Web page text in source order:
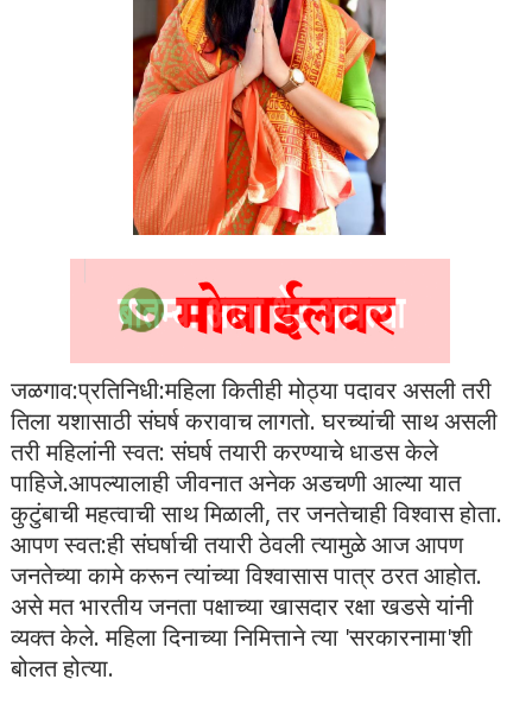
जळगाव:प्रतिनिधी:महिला कितीही मोठ्या पदावर असली तरी
तिला यशासाठी संघर्ष करावाच लागतो. घरच्यांची साथ असली
तरी महिलांनी स्वत: संघर्ष तयारी करण्याचे धाडस केले
पाहिजे.आपल्यालाही जीवनात अनेक अडचणी आल्या यात
कुटुंबाची महत्वाची साथ मिळाली, तर जनतेचाही विश्‍वास होता.
आपण स्वत:ही संघर्षाची तयारी ठेवली त्यामुळे आज आपण
जनतेच्या कामे करून त्यांच्या विश्‍वासास पात्र ठरत आहोत.
असे मत भारतीय जनता पक्षाच्या खासदार रक्षा खडसे यांनी
व्यक्त केले. महिला दिनाच्या निमित्ताने त्या 'सरकारनामा'शी
बोलत होत्या.